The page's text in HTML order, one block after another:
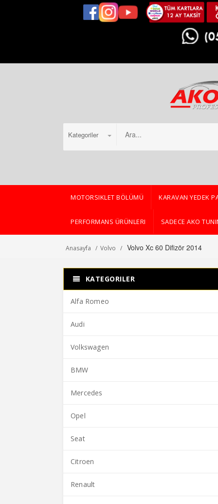
Kategoriler
MOTORSIKLET BÖLÜMÜ KARAVAN YEDEK
PERFORMANS ÜRÜNLERI SADECE AKO
Anasayfa Volvo Volvo Xc 60 Difizör 2014
KATEGORILER
Alfa Romeo
Audi
Volkswagen
BMW
Mercedes
Opel
Seat
Citroen
Renault